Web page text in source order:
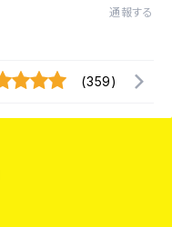
通報する
(359)